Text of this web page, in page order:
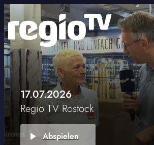
17.07.2026
Regio TV Rostock
play_arrow Abspielen